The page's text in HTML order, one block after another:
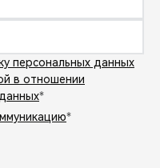
персональных данных
в отношении
*
*